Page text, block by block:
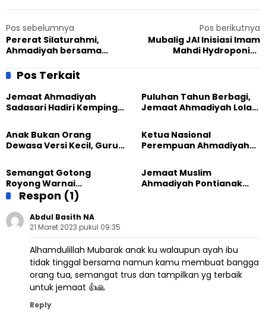
Pos sebelumnya
Pererat Silaturahmi,
Ahmadiyah bersama
Pelantikan PCNU Banyumas
Pos berikutnya
Mubalig JAI Inisiasi Imam
Mahdi Hydroponics
Diapresiasi BPP Arut
Pos Terkait
Jemaat Ahmadiyah
Sadasari Hadiri Kemping
Puluhan Tahun Berbagi,
Jemaat Ahmadiyah Lolak
Sembako kepada Warga
Anak Bukan Orang
Dewasa Versi Kecil, Guru
Ketua Nasional
Perempuan Ahmadiyah
Besar Universitas
Terbuka
Semangat Gotong
Royong Warnai
Pembangunan Kembali
Masjid di Jemaat
Ahmadiyah Sukapura
Jemaat Muslim
Ahmadiyah Pontianak
Respon (1)
Abdul Basith NA
21 Maret 2023 pukul 09:35
Alhamdulillah Mubarak anak ku walaupun ayah ibu
tidak tinggal bersama namun kamu membuat bangga
orang tua, semangat trus dan tampilkan yg terbaik
untuk jemaat 👍🙏
Reply